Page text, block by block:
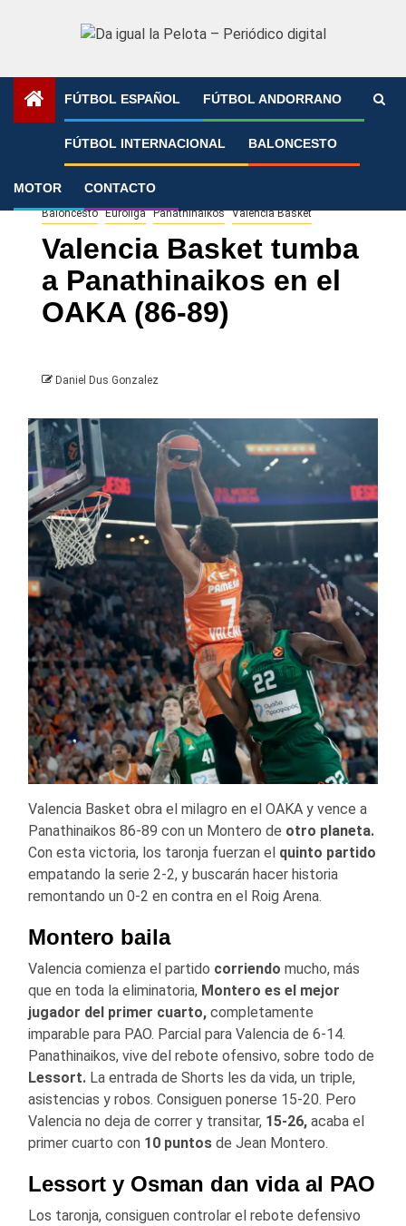
FÚTBOL ESPAÑOL FÚTBOL ANDORRANO
FÚTBOL INTERNACIONAL BALONCESTO
MOTOR CONTACTO
»
Baloncesto Euroliga Panathinaikos Valencia Basket
Valencia Basket tumba
a Panathinaikos en el
OAKA (86-89)
Daniel Dus Gonzalez
Valencia Basket obra el milagro en el OAKA y vence a
Panathinaikos 86-89 con un Montero de otro planeta.
Con esta victoria, los taronja fuerzan el quinto partido
empatando la serie 2-2, y buscarán hacer historia
remontando un 0-2 en contra en el Roig Arena.
Montero baila
Valencia comienza el partido corriendo mucho, más
que en toda la eliminatoria, Montero es el mejor
jugador del primer cuarto, completamente
imparable para PAO. Parcial para Valencia de 6-14.
Panathinaikos, vive del rebote ofensivo, sobre todo de
Lessort. La entrada de Shorts les da vida, un triple,
asistencias y robos. Consiguen ponerse 15-20. Pero
Valencia no deja de correr y transitar, 15-26, acaba el
primer cuarto con 10 puntos de Jean Montero.
Lessort y Osman dan vida al PAO
Los taronja, consiguen controlar el rebote defensivo